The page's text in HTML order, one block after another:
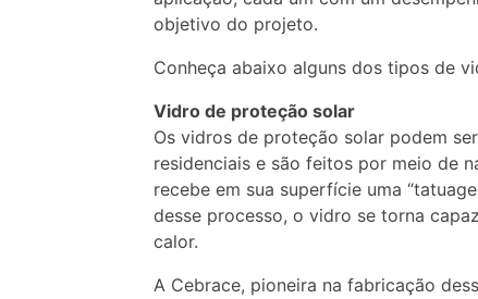
objetivo do projeto.
Conheça abaixo alguns dos tipos de
Vidro de proteção solar
Os vidros de proteção solar podem
residenciais e são feitos por meio de
recebe em sua superfície uma
desse processo, o vidro se torna
calor.
A Cebrace, pioneira na fabricação